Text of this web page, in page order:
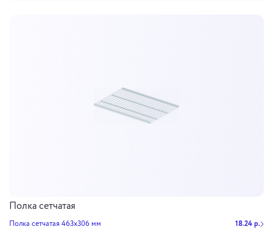
Полка сетчатая
Полка сетчатая 463х306 мм 18.24 р.